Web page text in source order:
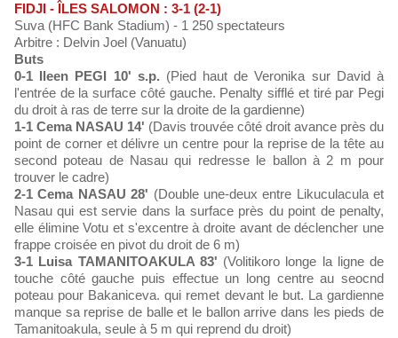
FIDJI - ÎLES SALOMON : 3-1 (2-1)
Suva (HFC Bank Stadium) - 1 250 spectateurs
Arbitre : Delvin Joel (Vanuatu)
Buts
0-1 Ileen PEGI 10' s.p. (Pied haut de Veronika sur David à
l'entrée de la surface côté gauche. Penalty sifflé et tiré par Pegi
du droit à ras de terre sur la droite de la gardienne)
1-1 Cema NASAU 14' (Davis trouvée côté droit avance près du
point de corner et délivre un centre pour la reprise de la tête au
second poteau de Nasau qui redresse le ballon à 2 m pour
trouver le cadre)
2-1 Cema NASAU 28' (Double une-deux entre Likuculacula et
Nasau qui est servie dans la surface près du point de penalty,
elle élimine Votu et s'excentre à droite avant de déclencher une
frappe croisée en pivot du droit de 6 m)
3-1 Luisa TAMANITOAKULA 83' (Volitikoro longe la ligne de
touche côté gauche puis effectue un long centre au seocnd
poteau pour Bakaniceva. qui remet devant le but. La gardienne
manque sa reprise de balle et le ballon arrive dans les pieds de
Tamanitoakula, seule à 5 m qui reprend du droit)